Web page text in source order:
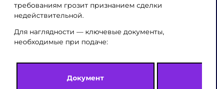
требованиям грозит признанием сделки
недействительной.
Для наглядности — ключевые документы,
необходимые при подаче:
Документ